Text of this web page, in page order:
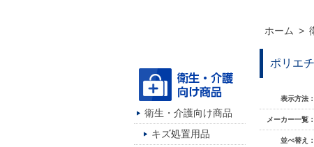
ホーム >
ポリエ
表示方法：
メーカー一覧：
並べ替え：
衛生・介護向け商品
キズ処置用品